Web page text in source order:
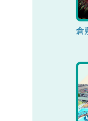
倉